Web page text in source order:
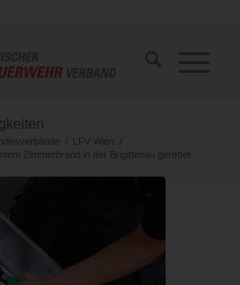
/ LFV Wien
/
Zimmerbrand in der Brigittenau gerettet